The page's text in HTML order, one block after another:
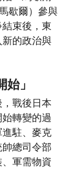
馬歇爾）參與
束後，東
的政治與
」
戰後日本
轉變的過
進駐、麥克
總司令部
軍需物資